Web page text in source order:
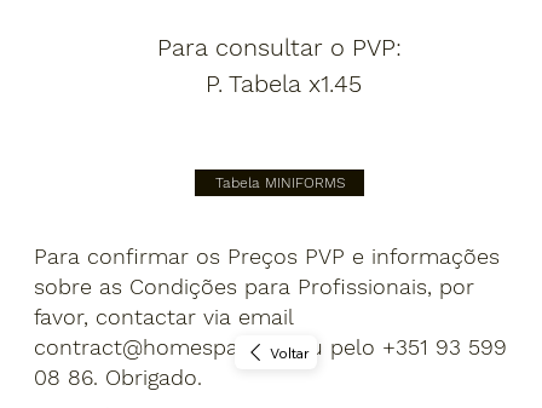
Para consultar o PVP:
P. Tabela x1.45
Para confirmar os Preços PVP e informações
sobre as Condições para Profissionais, por
favor, contactar via email
contract@homespace.ptou pelo +351 93 599
08 86. Obrigado.
Voltar
Tabela MINIFORMS